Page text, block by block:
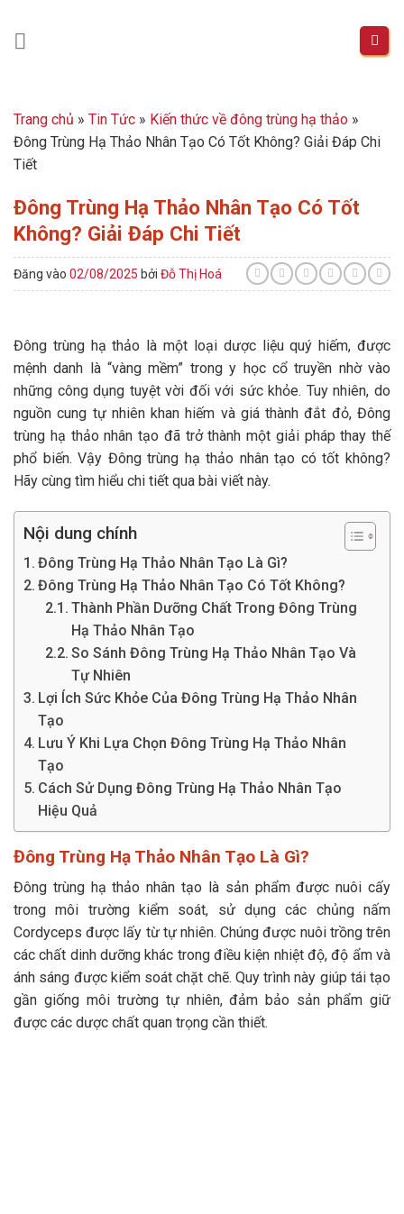
content
Trang chủ » Tin Tức » Kiến thức về đông trùng hạ thảo »
Đông Trùng Hạ Thảo Nhân Tạo Có Tốt Không? Giải Đáp Chi
Tiết
Đông Trùng Hạ Thảo Nhân Tạo Có Tốt
Không? Giải Đáp Chi Tiết
Đăng vào 02/08/2025 bởi Đỗ Thị Hoá
Đông trùng hạ thảo là một loại dược liệu quý hiếm, được
mệnh danh là “vàng mềm” trong y học cổ truyền nhờ vào
những công dụng tuyệt vời đối với sức khỏe. Tuy nhiên, do
nguồn cung tự nhiên khan hiếm và giá thành đắt đỏ, Đông
trùng hạ thảo nhân tạo đã trở thành một giải pháp thay thế
phổ biến. Vậy Đông trùng hạ thảo nhân tạo có tốt không?
Hãy cùng tìm hiểu chi tiết qua bài viết này.
Nội dung chính
Đông Trùng Hạ Thảo Nhân Tạo Là Gì?
Đông Trùng Hạ Thảo Nhân Tạo Có Tốt Không?
Thành Phần Dưỡng Chất Trong Đông Trùng
Hạ Thảo Nhân Tạo
So Sánh Đông Trùng Hạ Thảo Nhân Tạo Và
Tự Nhiên
Lợi Ích Sức Khỏe Của Đông Trùng Hạ Thảo Nhân
Tạo
Lưu Ý Khi Lựa Chọn Đông Trùng Hạ Thảo Nhân
Tạo
Cách Sử Dụng Đông Trùng Hạ Thảo Nhân Tạo
Hiệu Quả
Đông Trùng Hạ Thảo Nhân Tạo Là Gì?
Đông trùng hạ thảo nhân tạo là sản phẩm được nuôi cấy
trong môi trường kiểm soát, sử dụng các chủng nấm
Cordyceps được lấy từ tự nhiên. Chúng được nuôi trồng trên
các chất dinh dưỡng khác trong điều kiện nhiệt độ, độ ẩm và
ánh sáng được kiểm soát chặt chẽ. Quy trình này giúp tái tạo
gần giống môi trường tự nhiên, đảm bảo sản phẩm giữ
được các dược chất quan trọng cần thiết.